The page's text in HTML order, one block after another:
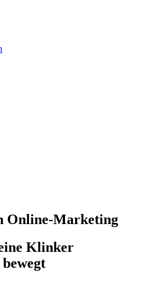
Online-Marketing
Klinker